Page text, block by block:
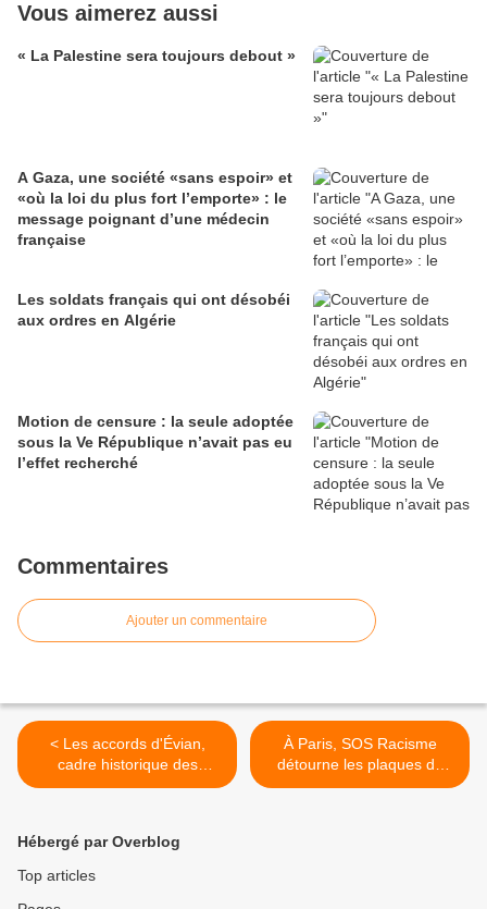
Vous aimerez aussi
« La Palestine sera toujours debout »
A Gaza, une société «sans espoir» et
«où la loi du plus fort l’emporte» : le
message poignant d’une médecin
française
Les soldats français qui ont désobéi
aux ordres en Algérie
Motion de censure : la seule adoptée
sous la Ve République n’avait pas eu
l’effet recherché
Commentaires
Ajouter un commentaire
< Les accords d'Évian,
cadre historique des
relations France-Algérie
À Paris, SOS Racisme
détourne les plaques de
l'avenue Bugeaud >
Hébergé par Overblog
Top articles